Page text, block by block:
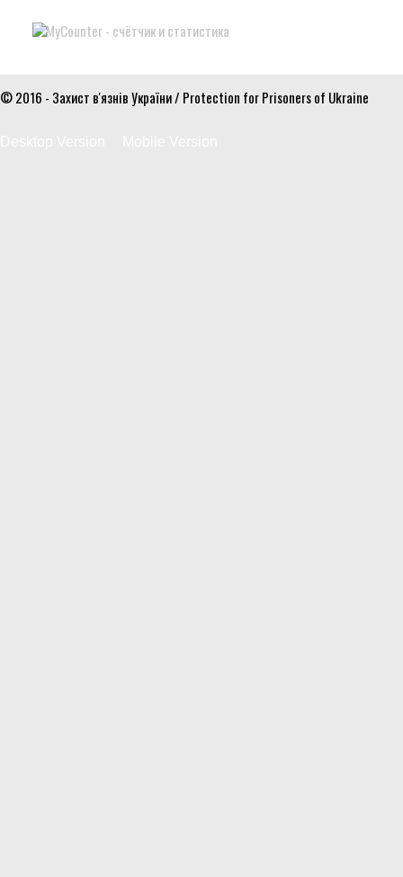
© 2016 - Захист в'язнів України / Protection for Prisoners of Ukraine